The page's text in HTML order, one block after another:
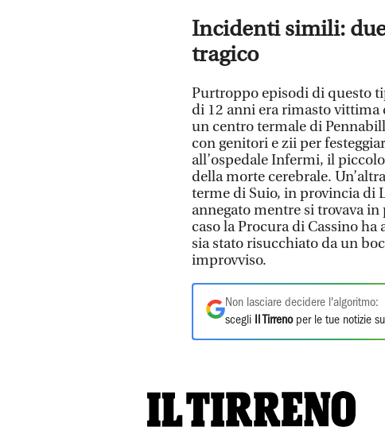
Incidenti simili:
tragico
Purtroppo episodi di questo
di 12 anni era rimasto
un centro termale di
con genitori e zii per
all’ospedale Infermi, il
della morte cerebrale.
terme di Suio, in provincia di
annegato mentre si trovava
caso la Procura di Cassino
sia stato risucchiato da un
improvviso.
Non lasciare decidere l'algoritmo:
scegli
Il Tirrenoper le tue notizie